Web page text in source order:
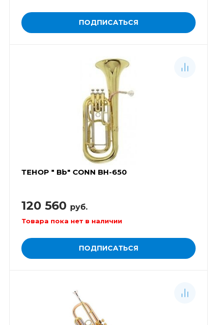
ПОДПИСАТЬСЯ
ТЕНОР " Bb" CONN BH-650
120 560 руб.
Товара пока нет в наличии
ПОДПИСАТЬСЯ